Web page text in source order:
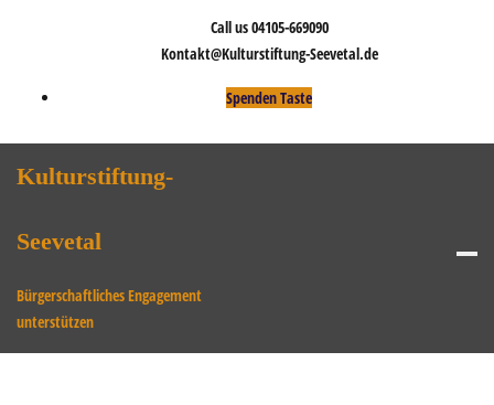
Call us 04105-669090
Kontakt@Kulturstiftung-Seevetal.de
Spenden Taste
Kulturstiftung-
Seevetal
Bürgerschaftliches Engagement
unterstützen